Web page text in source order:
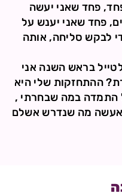
פחד שאני יעשה
פחד שאני יענש על
לבקש סליחה, אותה
בראש השנה אני
ההתחזקות שלי היא
התמדה במה שבחרתי ,
אעשה מה שנדרש אשלם